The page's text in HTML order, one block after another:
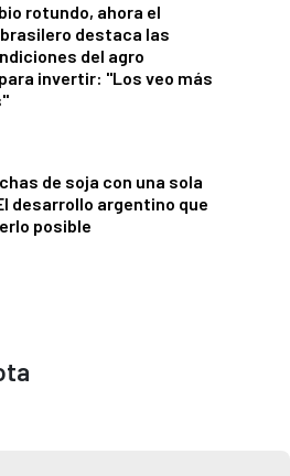
rotundo, ahora el
destaca las
del agro
invertir: "Los veo más
de soja con una sola
desarrollo argentino que
posible